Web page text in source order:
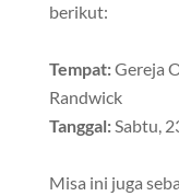
berikut:
Tempat:Gereja
Randwick
Tanggal:Sabtu,
Misa ini juga